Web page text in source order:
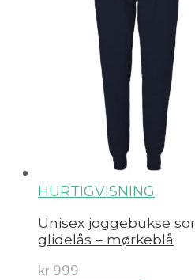
HURTIGVISNING
Unisex joggebukse
glidelås – mørkeblå
kr 999